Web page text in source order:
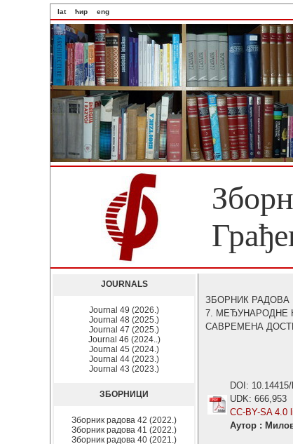
lat ћир eng
JOURNALS
Journal 49 (2026.)
Journal 48 (2025.)
Journal 47 (2025.)
Journal 46 (2024..)
Journal 45 (2024.)
Journal 44 (2023.)
Journal 43 (2023.)
ЗБОРНИЦИ
Зборник радова 42 (2022.)
Зборник радова 41 (2022.)
Зборник радова 40 (2021.)
ЗБОРНИК РАДОВА
7. МЕЂУНАРОДНЕ
САВРЕМЕНА
DOI:
UDK: 666,953
CC-BY-SA 4.0
Аутор :